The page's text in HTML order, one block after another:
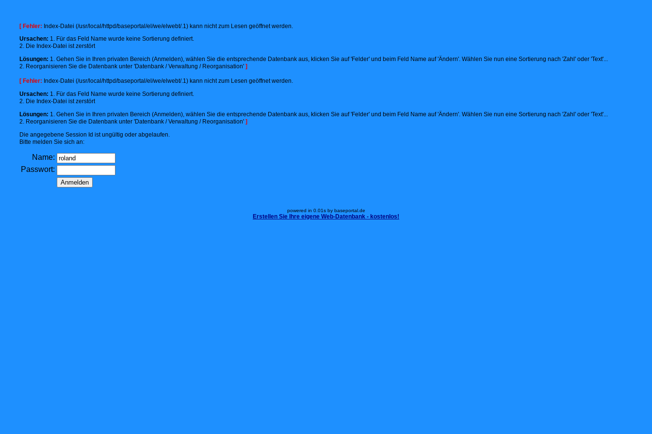
[ Fehler: Index-Datei (/usr/local/httpd/baseportal/el/we/elwebt/.1) kann nicht zum Lesen geöffnet werden.
Ursachen: 1. Für das Feld Name wurde keine Sortierung definiert.
2. Die Index-Datei ist zerstört
Lösungen: 1. Gehen Sie in Ihren privaten Bereich (Anmelden), wählen Sie die entsprechende Datenbank aus, klicken Sie auf 'Felder' und beim Feld Name auf 'Ändern'. Wählen Sie nun eine Sortierung nach 'Zahl' oder 'Text'...
2. Reorganisieren Sie die Datenbank unter 'Datenbank / Verwaltung / Reorganisation' ]
[ Fehler: Index-Datei (/usr/local/httpd/baseportal/el/we/elwebt/.1) kann nicht zum Lesen geöffnet werden.
Ursachen: 1. Für das Feld Name wurde keine Sortierung definiert.
2. Die Index-Datei ist zerstört
Lösungen: 1. Gehen Sie in Ihren privaten Bereich (Anmelden), wählen Sie die entsprechende Datenbank aus, klicken Sie auf 'Felder' und beim Feld Name auf 'Ändern'. Wählen Sie nun eine Sortierung nach 'Zahl' oder 'Text'...
2. Reorganisieren Sie die Datenbank unter 'Datenbank / Verwaltung / Reorganisation' ]
Die angegebene Session Id ist ungültig oder abgelaufen.
Bitte melden Sie sich an:
Name:
Passwort:
powered in 0.01s by baseportal.de
Erstellen Sie Ihre eigene Web-Datenbank - kostenlos!